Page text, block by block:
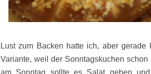
Lust zum Backen hatte ich, aber
Variante, weil der Sonntagskuchen
am Sonntag sollte es Salat geben